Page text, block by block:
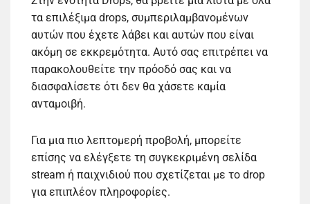
τα επιλέξιμα drops, συμπεριλαμβανομένων
αυτών που έχετε λάβει και αυτών που είναι
ακόμη σε εκκρεμότητα. Αυτό σας επιτρέπει να
παρακολουθείτε την πρόοδό σας και να
διασφαλίσετε ότι δεν θα χάσετε καμία
ανταμοιβή.
Για μια πιο λεπτομερή προβολή, μπορείτε
επίσης να ελέγξετε τη συγκεκριμένη σελίδα
stream ή παιχνιδιού που σχετίζεται με το drop
για επιπλέον πληροφορίες.